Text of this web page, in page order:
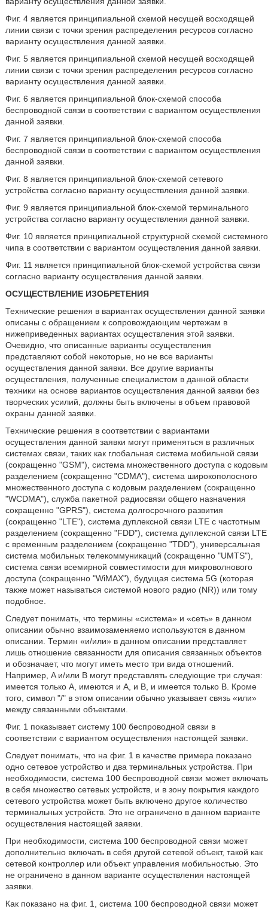
Фиг. 4 является принципиальной схемой несущей восходящей
линии связи с точки зрения распределения ресурсов согласно
варианту осуществления данной заявки.
Фиг. 5 является принципиальной схемой несущей восходящей
линии связи с точки зрения распределения ресурсов согласно
варианту осуществления данной заявки.
Фиг. 6 является принципиальной блок-схемой способа
беспроводной связи в соответствии с вариантом осуществления
данной заявки.
Фиг. 7 является принципиальной блок-схемой способа
беспроводной связи в соответствии с вариантом осуществления
данной заявки.
Фиг. 8 является принципиальной блок-схемой сетевого
устройства согласно варианту осуществления данной заявки.
Фиг. 9 является принципиальной блок-схемой терминального
устройства согласно варианту осуществления данной заявки.
Фиг. 10 является принципиальной структурной схемой системного
чипа в соответствии с вариантом осуществления данной заявки.
Фиг. 11 является принципиальной блок-схемой устройства связи
согласно варианту осуществления данной заявки.
ОСУЩЕСТВЛЕНИЕ ИЗОБРЕТЕНИЯ
Технические решения в вариантах осуществления данной заявки
описаны с обращением к сопровождающим чертежам в
нижеприведенных вариантах осуществления этой заявки.
Очевидно, что описанные варианты осуществления
представляют собой некоторые, но не все варианты
осуществления данной заявки. Все другие варианты
осуществления, полученные специалистом в данной области
техники на основе вариантов осуществления данной заявки без
творческих усилий, должны быть включены в объем правовой
охраны данной заявки.
Технические решения в соответствии с вариантами
осуществления данной заявки могут применяться в различных
системах связи, таких как глобальная система мобильной связи
(сокращенно "GSM"), система множественного доступа с кодовым
разделением (сокращенно "CDMA"), система широкополосного
множественного доступа с кодовым разделением (сокращенно
"WCDMA"), служба пакетной радиосвязи общего назначения
сокращенно "GPRS"), система долгосрочного развития
(сокращенно "LTE"), система дуплексной связи LTE с частотным
разделением (сокращенно "FDD"), система дуплексной связи LTE
с временным разделением (сокращенно "TDD"), универсальная
система мобильных телекоммуникаций (сокращенно "UMTS"),
система связи всемирной совместимости для микроволнового
доступа (сокращенно "WiMAX"), будущая система 5G (которая
также может называться системой нового радио (NR)) или тому
подобное.
Следует понимать, что термины «система» и «сеть» в данном
описании обычно взаимозаменяемо используются в данном
описании. Термин «и/или» в данном описании представляет
лишь отношение связанности для описания связанных объектов
и обозначает, что могут иметь место три вида отношений.
Например, A и/или B могут представлять следующие три случая:
имеется только A, имеются и A, и B, и имеется только B. Кроме
того, символ "/" в этом описании обычно указывает связь «или»
между связанными объектами.
Фиг. 1 показывает систему 100 беспроводной связи в
соответствии с вариантом осуществления настоящей заявки.
Следует понимать, что на фиг. 1 в качестве примера показано
одно сетевое устройство и два терминальных устройства. При
необходимости, система 100 беспроводной связи может включать
в себя множество сетевых устройств, и в зону покрытия каждого
сетевого устройства может быть включено другое количество
терминальных устройств. Это не ограничено в данном варианте
осуществления настоящей заявки.
При необходимости, система 100 беспроводной связи может
дополнительно включать в себя другой сетевой объект, такой как
сетевой контроллер или объект управления мобильностью. Это
не ограничено в данном варианте осуществления настоящей
заявки.
Как показано на фиг. 1, система 100 беспроводной связи может